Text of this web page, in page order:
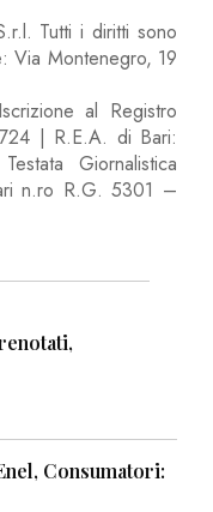
Tutti i diritti sono
Via Montenegro, 19
al Registro
| R.E.A. di Bari:
Giornalistica
n.ro R.G. 5301 –
Consumatori: